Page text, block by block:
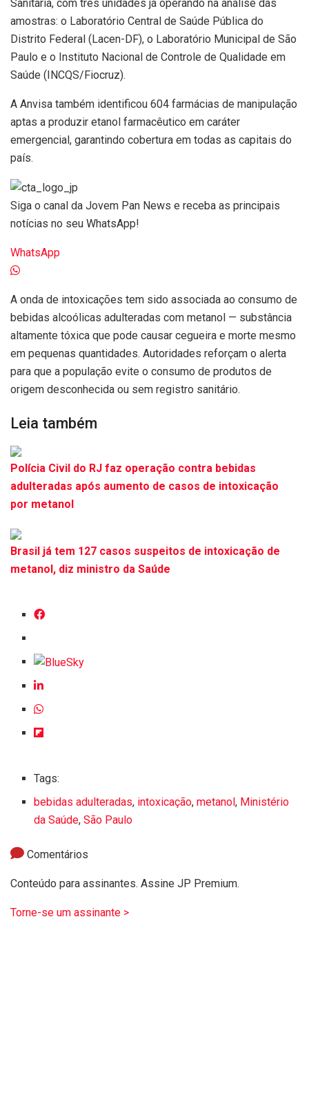
Sanitária, com três unidades já operando na análise das
amostras: o Laboratório Central de Saúde Pública do
Distrito Federal (Lacen-DF), o Laboratório Municipal de São
Paulo e o Instituto Nacional de Controle de Qualidade em
Saúde (INCQS/Fiocruz).
A Anvisa também identificou 604 farmácias de manipulação
aptas a produzir etanol farmacêutico em caráter
emergencial, garantindo cobertura em todas as capitais do
país.
Siga o canal da Jovem Pan News e receba as principais
notícias no seu WhatsApp!
WhatsApp
A onda de intoxicações tem sido associada ao consumo de
bebidas alcoólicas adulteradas com metanol — substância
altamente tóxica que pode causar cegueira e morte mesmo
em pequenas quantidades. Autoridades reforçam o alerta
para que a população evite o consumo de produtos de
origem desconhecida ou sem registro sanitário.
Leia também
Polícia Civil do RJ faz operação contra bebidas
adulteradas após aumento de casos de intoxicação
por metanol
Brasil já tem 127 casos suspeitos de intoxicação de
metanol, diz ministro da Saúde
Tags:
bebidas adulteradas, intoxicação,metanol, Ministério
da Saúde,São Paulo
Comentários
Conteúdo para assinantes. Assine JP Premium.
Torne-se um assinante >